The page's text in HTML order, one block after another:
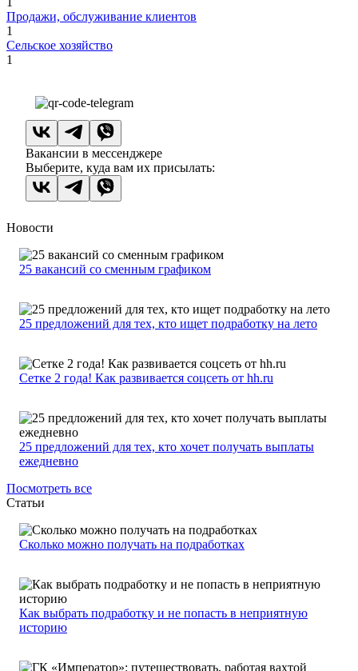
Продажи, обслуживание клиентов
1
Сельское хозяйство
1
Вакансии в мессенджере
Выберите, куда вам их присылать:
Новости
25 вакансий со сменным графиком
25 предложений для тех, кто ищет подработку на лето
Сетке 2 года! Как развивается соцсеть от hh.ru
25 предложений для тех, кто хочет получать выплаты
ежедневно
Посмотреть все
Статьи
Сколько можно получать на подработках
Как выбрать подработку и не попасть в неприятную
историю